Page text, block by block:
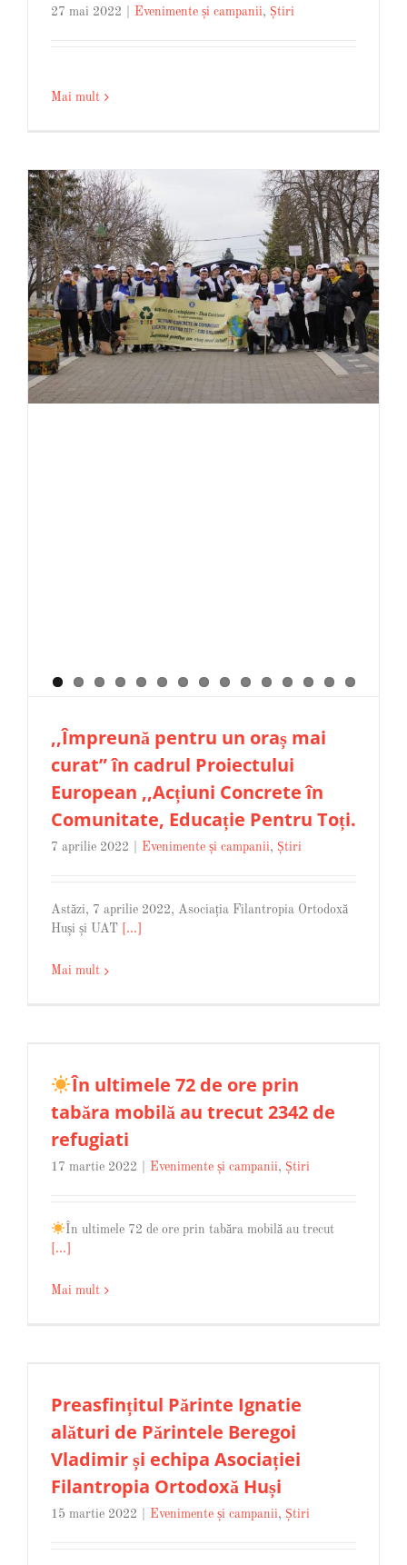
27 mai 2022 Evenimente și campanii, Știri
Mai mult
,,Împreună pentru un oraș mai
curat” în cadrul Proiectului
European ,,Acțiuni Concrete în
Comunitate, Educație Pentru Toți.
7 aprilie 2022 Evenimente și campanii, Știri
Astăzi, 7 aprilie 2022, Asociația Filantropia Ortodoxă
Huși și UAT
[...]
Mai mult
În ultimele 72 de ore prin
tabăra mobilă au trecut 2342 de
refugiati
17 martie 2022 Evenimente și campanii, Știri
În ultimele 72 de ore prin tabăra mobilă au trecut
[...]
Mai mult
Preasfințitul Părinte Ignatie
alături de Părintele Beregoi
Vladimir și echipa Asociației
Filantropia Ortodoxă Huși
15 martie 2022 Evenimente și campanii, Știri